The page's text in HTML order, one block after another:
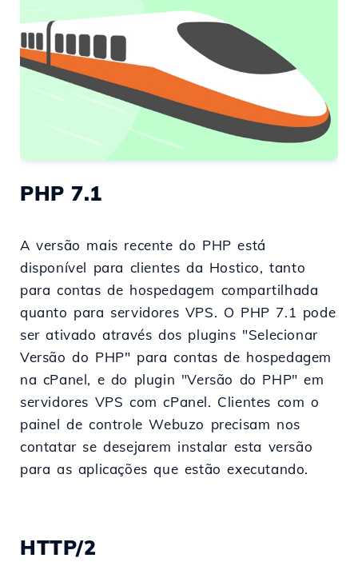
PHP 7.1
A versão mais recente do PHP está
disponível para clientes da Hostico, tanto
para contas de hospedagem compartilhada
quanto para servidores VPS. O PHP 7.1 pode
ser ativado através dos plugins "Selecionar
Versão do PHP" para contas de hospedagem
na cPanel, e do plugin "Versão do PHP" em
servidores VPS com cPanel. Clientes com o
painel de controle Webuzo precisam nos
contatar se desejarem instalar esta versão
para as aplicações que estão executando.
HTTP/2